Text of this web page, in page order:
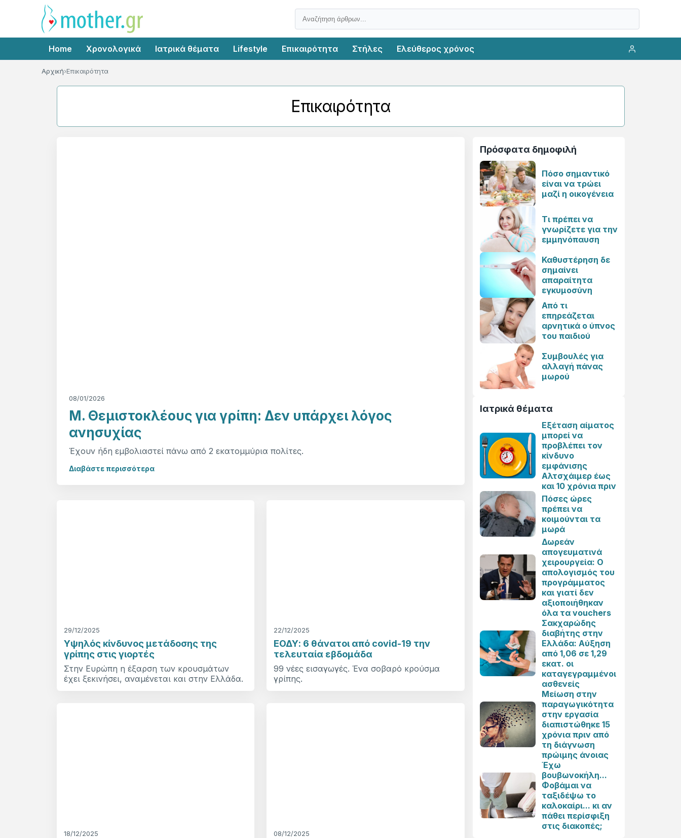
Home Χρονολογικά Ιατρικά θέματα Lifestyle Επικαιρότητα Στήλες Ελεύθερος χρόνος
Αρχική Επικαιρότητα
Επικαιρότητα
08/01/2026
Μ. Θεμιστοκλέους για γρίπη: Δεν υπάρχει λόγος
ανησυχίας
Έχουν ήδη εμβολιαστεί πάνω από 2 εκατομμύρια πολίτες.
Διαβάστε περισσότερα
29/12/2025
Υψηλός κίνδυνος μετάδοσης της
γρίπης στις γιορτές
Στην Ευρώπη η έξαρση των κρουσμάτων
έχει ξεκινήσει, αναμένεται και στην Ελλάδα.
22/12/2025
ΕΟΔΥ: 6 θάνατοι από covid-19 την
τελευταία εβδομάδα
99 νέες εισαγωγές. Ένα σοβαρό κρούσμα
γρίπης.
18/12/2025 08/12/2025
Πρόσφατα δημοφιλή
Πόσο σημαντικό
είναι να τρώει
μαζί η οικογένεια
Τι πρέπει να
γνωρίζετε για την
εμμηνόπαυση
Καθυστέρηση δε
σημαίνει
απαραίτητα
εγκυμοσύνη
Από τι
επηρεάζεται
αρνητικά ο ύπνος
του παιδιού
Συμβουλές για
αλλαγή πάνας
μωρού
Ιατρικά θέματα
Εξέταση αίματος
μπορεί να
προβλέπει τον
κίνδυνο
εμφάνισης
Αλτσχάιμερ έως
και 10 χρόνια πριν
Πόσες ώρες
πρέπει να
κοιμούνται τα
μωρά
Δωρεάν
απογευματινά
χειρουργεία: Ο
απολογισμός του
προγράμματος
και γιατί δεν
αξιοποιήθηκαν
όλα τα vouchers
Σακχαρώδης
διαβήτης στην
Ελλάδα: Αύξηση
από 1,06 σε 1,29
εκατ. οι
καταγεγραμμένοι
ασθενείς
Μείωση στην
παραγωγικότητα
στην εργασία
διαπιστώθηκε 15
χρόνια πριν από
τη διάγνωση
πρώιμης άνοιας
Έχω
βουβωνοκήλη...
Φοβάμαι να
ταξιδέψω το
καλοκαίρι... κι αν
πάθει περίσφιξη
στις διακοπές;